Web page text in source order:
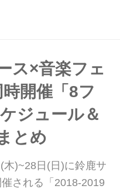
ス×音楽フェ
開催「8フ
ジュール＆
とめ
木)~28日(日)に鈴鹿サ
される「2018-2019